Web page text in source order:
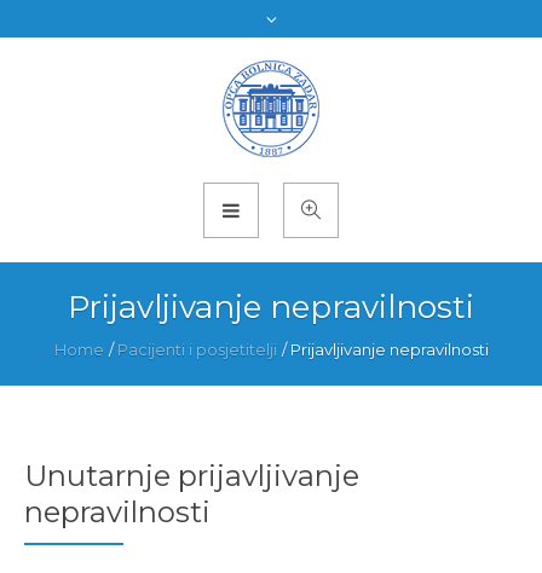
Prijavljivanje nepravilnosti
Home /Pacijenti i posjetitelji /Prijavljivanje nepravilnosti
Unutarnje prijavljivanje
nepravilnosti